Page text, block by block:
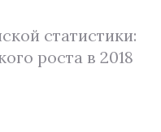
статистики:
роста в 2018